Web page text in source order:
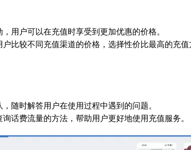
用户可以在充值时享受到更加优惠的价格。
比较不同充值渠道的价格，选择性价比最高的充
随时解答用户在使用过程中遇到的问题。
话费流量的方法，帮助用户更好地使用充值服务。